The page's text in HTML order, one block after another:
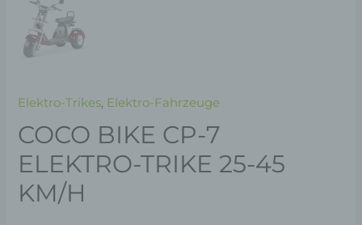
Elektro-Trikes, Elektro-Fahrzeuge
COCO BIKE CP-7
ELEKTRO-TRIKE 25-45
KM/H